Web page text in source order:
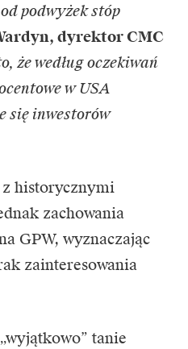
podwyżek stóp
dyrektor CMC
że według oczekiwań
w USA
się inwestorów
z historycznymi
zachowania
GPW, wyznaczając
zainteresowania
tanie